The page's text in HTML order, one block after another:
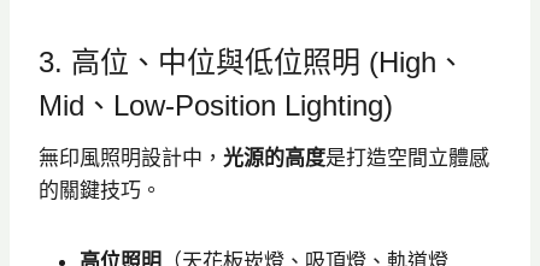
3. 高位、中位與低位照明 (High、
Mid、Low-Position Lighting)
無印風照明設計中， 光源的高度是打造空間立體感
的關鍵技巧。
高位照明 （天花板崁燈、吸頂燈、軌道燈